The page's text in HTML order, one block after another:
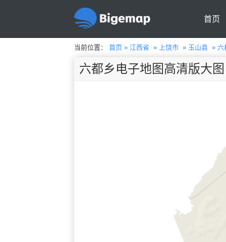
首页
当前位置： 首页» 江西省 » 上饶市» 玉山县» 六
六都乡电子地图高清版大图